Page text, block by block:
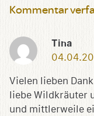
Kommentar
Tina
Vielen lieben
liebe Wildkräuter
und mittlerweile